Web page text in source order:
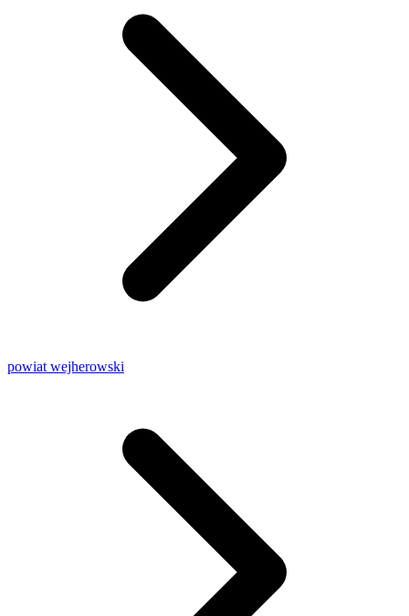
powiat wejherowski